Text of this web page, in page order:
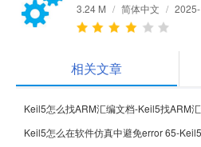
3.24 M / 简体中文 /
相关文章
Keil5怎么找ARM汇编文档-Keil5找ARM